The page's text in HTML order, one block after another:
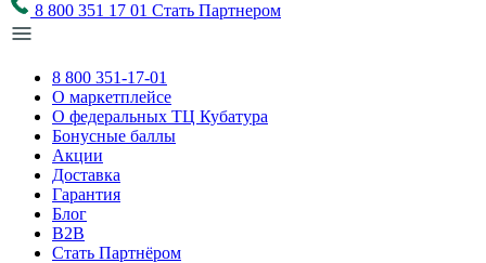
8 800 351 17 01 Стать Партнером
8 800 351-17-01
О маркетплейсе
О федеральных ТЦ Кубатура
Бонусные баллы
Акции
Доставка
Гарантия
Блог
B2B
Стать Партнёром